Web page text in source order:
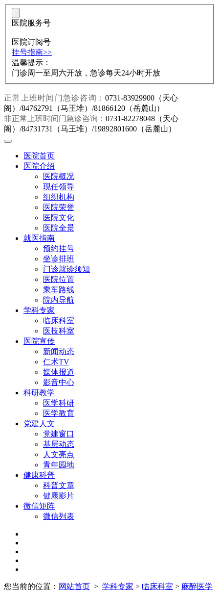
医院服务号
医院订阅号
挂号指南>>
温馨提示：
门诊周一至周六开放，急诊每天24小时开放
正常上班时间门急诊咨询： 0731-83929900（天心
阁）/84762791（马王堆）/81866120（岳麓山）
非正常上班时间门急诊咨询： 0731-82278048（天心
阁）/84731731（马王堆）/19892801600（岳麓山）
医院首页
医院介绍
医院概况
现任领导
组织机构
医院荣誉
医院文化
医院全景
就医指南
预约挂号
坐诊排班
门诊就诊须知
医院位置
乘车路线
院内导航
学科专家
临床科室
医技科室
医院宣传
新闻动态
仁术TV
媒体报道
影音中心
科研教学
医学科研
医学教育
党建人文
党建窗口
基层动态
人文亮点
青年园地
健康科普
科普文章
健康影片
微信矩阵
微信列表
您当前的位置： 网站首页 > 学科专家 > 临床科室 > 麻醉医学